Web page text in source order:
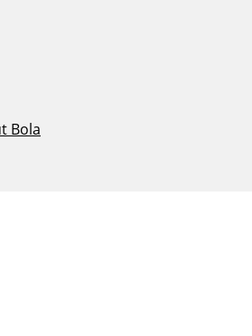
Bola